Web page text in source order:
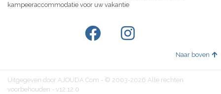
kampeeraccommodatie voor uw vakantie
Naar boven
Uitgegeven door AJOUDA.Com - © 2003-2026 Alle rechten
voorbehouden - v12.12.0